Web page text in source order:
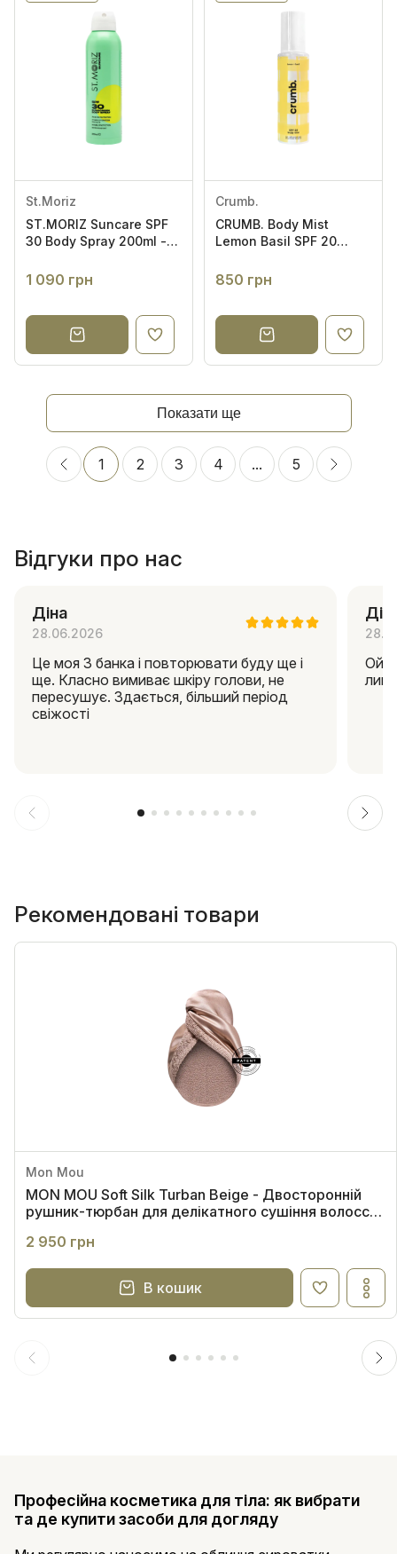
St.Moriz
ST.MORIZ Suncare SPF
30 Body Spray 200ml -
для тіла
1 090 грн
Crumb.
CRUMB. Body Mist
Lemon Basil SPF 20
"Lemon Basil"
850 грн
Показати ще
1 2 3 4 ... 5
Відгуки про нас
Діна
28.06.2026
Це моя 3 банка і повторювати буду ще і
ще. Класно вимиває шкіру голови, не
пересушує. Здається, більший період
свіжості
Ой
Рекомендовані товари
Mon Mou
MON MOU Soft Silk Turban Beige - Двосторонній
рушник-тюрбан для делікатного сушіння волосся
2 950 грн
В кошик
Професійна косметика для тіла: як вибрати
та де купити засоби для догляду